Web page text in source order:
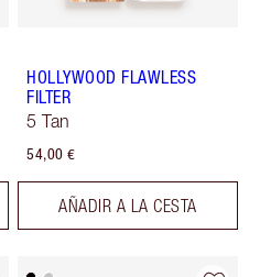
HOLLYWOOD FLAWLESS
FILTER
5 Tan
54,00 €
AÑADIR A LA CESTA